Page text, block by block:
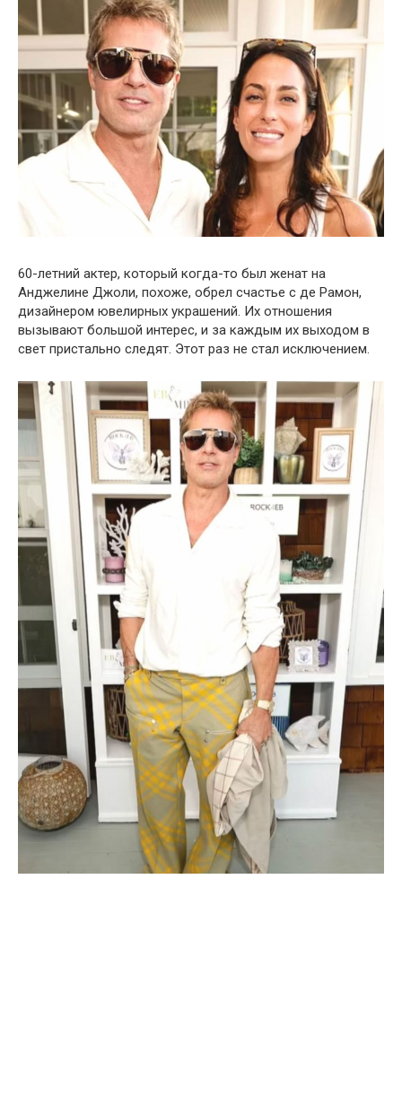
60-летний актер, который когда-то был женат на
Анджелине Джоли, похоже, обрел счастье с де Рамон,
дизайнером ювелирных украшений. Их отношения
вызывают большой интерес, и за каждым их выходом в
свет пристально следят. Этот раз не стал исключением.